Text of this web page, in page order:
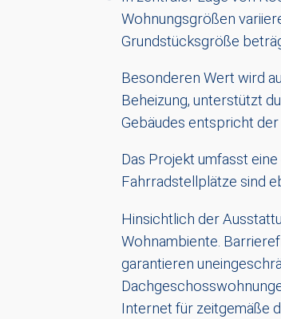
Wohnungsgrößen
Grundstücksgröße
Besonderen Wert wird
Beheizung, unterstützt
Gebäudes entspricht
Das Projekt umfasst
Fahrradstellplätze sind
Hinsichtlich der
Wohnambiente.
garantieren
Internet für zeitgemäße